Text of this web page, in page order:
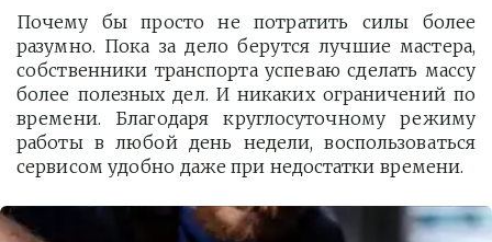
Почему бы просто не потратить силы более
разумно. Пока за дело берутся лучшие мастера,
собственники транспорта успеваю сделать массу
более полезных дел. И никаких ограничений по
времени. Благодаря круглосуточному режиму
работы в любой день недели, воспользоваться
сервисом удобно даже при недостатки времени.